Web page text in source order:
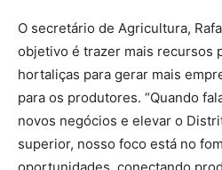
O secretário de Agricultura,
objetivo é trazer mais recursos
hortaliças para gerar mais
para os produtores. “Quando
novos negócios e elevar o
superior, nosso foco está no